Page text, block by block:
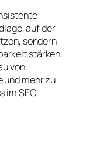
auf der
sondern
stärken.
von
und mehr zu
im SEO.